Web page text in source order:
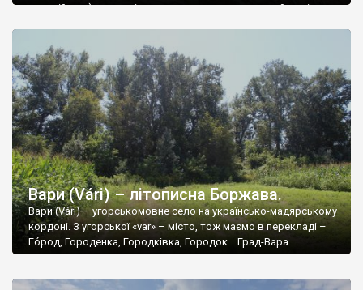
австрійську) делегацію, яка дуже давно, може ще й за цісаря,
запис у щоденнику, про недоторканий віковічний праліс, […]
Вари (Várі) – літописна Боржава.
Вари (Várі) – угорськомовне село на українсько-мадярському
кордоні. З угорської «var» – місто, тож маємо в перекладі –
Гóрод, Городенка, Городківка, Городок… Град-Вара
знаходиться на місці літописної «Боржави» – столиці